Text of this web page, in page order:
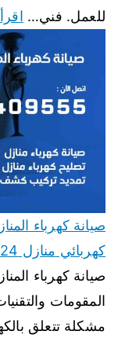
للعمل. فني…
كهربائي منازل 24 ساعة
صيانة كهرباء
المقومات
مشكلة تتعلق